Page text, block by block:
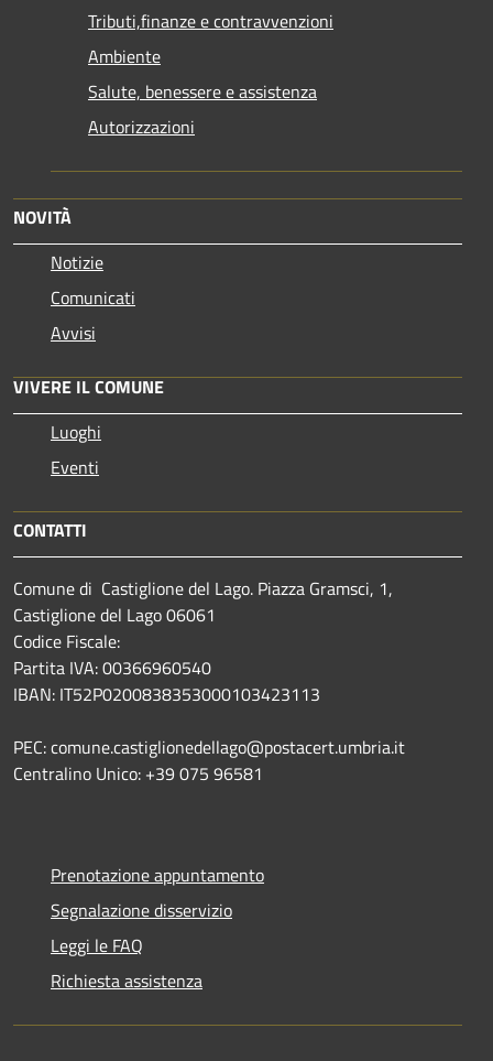
Tributi,finanze e contravvenzioni
Ambiente
Salute, benessere e assistenza
Autorizzazioni
NOVITÀ
Notizie
Comunicati
Avvisi
VIVERE IL COMUNE
Luoghi
Eventi
CONTATTI
Comune di Castiglione del Lago. Piazza Gramsci, 1,
Castiglione del Lago 06061
Codice Fiscale:
Partita IVA: 00366960540
IBAN: IT52P0200838353000103423113
PEC: comune.castiglionedellago@postacert.umbria.it
Centralino Unico: +39 075 96581
Prenotazione appuntamento
Segnalazione disservizio
Leggi le FAQ
Richiesta assistenza